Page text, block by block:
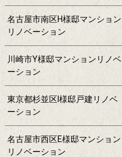
名古屋市南区H様邸マンション
リノベーション
川崎市Y様邸マンションリノベ
ーション
東京都杉並区I様邸戸建リノベ
ーション
名古屋市西区E様邸マンション
リノベーション